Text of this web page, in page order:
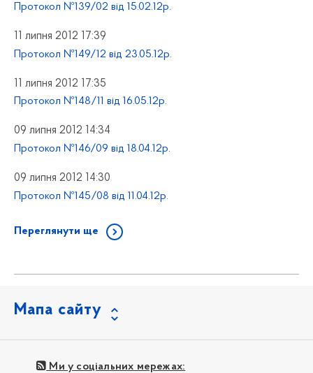
Протокол №139/02 від 15.02.12р.
11 липня 2012 17:39
Протокол №149/12 від 23.05.12р.
11 липня 2012 17:35
Протокол №148/11 від 16.05.12р.
09 липня 2012 14:34
Протокол №146/09 від 18.04.12р.
09 липня 2012 14:30
Протокол №145/08 від 11.04.12р.
Переглянути ще
Мапа сайту
Ми у соціальних мережах: